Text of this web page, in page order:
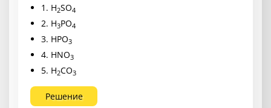
1. H2SO4
2. H3PO4
3. HPO3
4. HNO3
5. H2CO3
Решение